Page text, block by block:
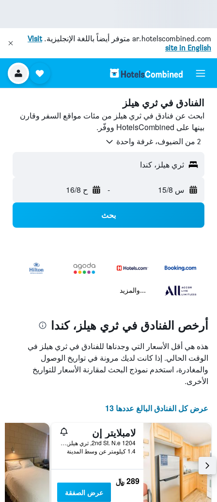
ar.hotelscombined.com متوفر أيضاً باللغة الإنجليزية.Visit
site in English
الفنادق في ثري هيلز
ابحث عن فنادق في ثري هيلز من مئات مواقع السفر وقارن
بينها على HotelsCombined ووفّر.
2 من الضيوف، غرفة واحدة
ثري هيلز، كندا
س 15/8 - ح 16/8
بحث
...والمزيد
أرخص الفنادق في ثري هيلز، كندا
هذه هي أقل الأسعار التي وجدناها للفنادق في ثري هيلز في
الوقت الحالي. إذا كانت لديك مرونة في تواريخ الوصول
والمغادرة، استخدم نموذج البحث لمقارنة الأسعار للتواريخ
الأخرى.
عرض كل الفنادق البالغ عددها 13
لامبلايتر إن
1204 2nd St. N.e, ثري هيلز, AB, كندا
1.4 كيلومتر عن وسط المدينة
289 ﷼
عرض الصفقة